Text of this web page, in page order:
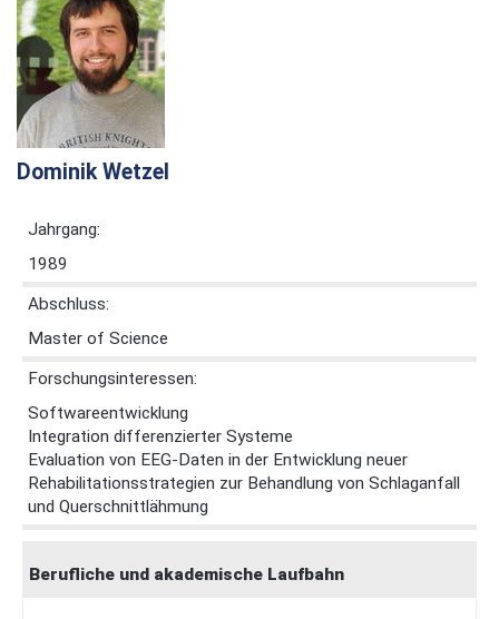
Dominik Wetzel
Jahrgang:
1989
Abschluss:
Master of Science
Forschungsinteressen:
Softwareentwicklung
Integration differenzierter Systeme
Evaluation von EEG-Daten in der Entwicklung neuer
Rehabilitationsstrategien zur Behandlung von Schlaganfall
und Querschnittlähmung
Berufliche und akademische Laufbahn